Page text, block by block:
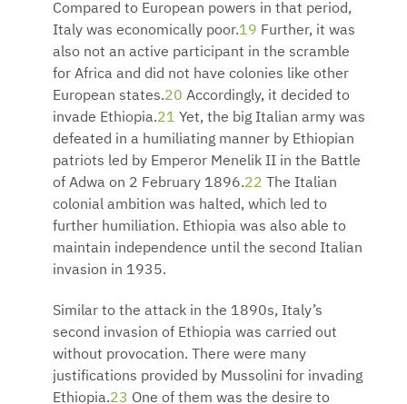
Compared to European powers in that period,
Italy was economically poor.19 Further, it was
also not an active participant in the scramble
for Africa and did not have colonies like other
European states.20 Accordingly, it decided to
invade Ethiopia.21 Yet, the big Italian army was
defeated in a humiliating manner by Ethiopian
patriots led by Emperor Menelik II in the Battle
of Adwa on 2 February 1896.22 The Italian
colonial ambition was halted, which led to
further humiliation. Ethiopia was also able to
maintain independence until the second Italian
invasion in 1935.
Similar to the attack in the 1890s, Italy’s
second invasion of Ethiopia was carried out
without provocation. There were many
justifications provided by Mussolini for invading
Ethiopia.23 One of them was the desire to